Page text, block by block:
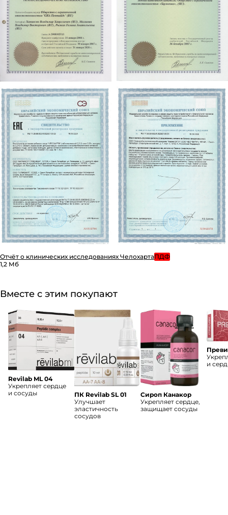
Отчёт о клинических исследованиях ЧелохартаПДФ
1,2 Мб
Вместе с этим покупают
Revilab ML 04
Укрепляет сердце
и сосуды
ПК Revilab SL 01
Улучшает
эластичность
сосудов
Сироп Канакор
Укрепляет сердце,
защищает сосуды
и